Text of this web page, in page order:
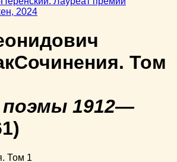
Сочинения. Том
1912—